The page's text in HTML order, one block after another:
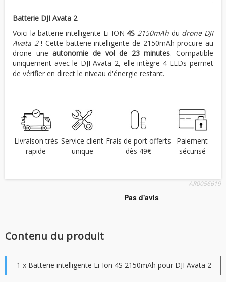
Batterie DJI Avata 2
Voici la batterie intelligente Li-ION 4S 2150mAh du drone DJI
Avata 2! Cette batterie intelligente de 2150mAh procure au
drone uneautonomie de vol de 23 minutes. Compatible
uniquement avec le DJI Avata 2, elle intègre 4 LEDs permet
de vérifier en direct le niveau d'énergie restant.
Livraison très
rapide
Service client
unique
Frais de port offerts
dès 49€
Paiement
sécurisé
AR0056619
Contenu du produit
1 x Batterie intelligente Li-Ion 4S 2150mAh pour DJI Avata 2